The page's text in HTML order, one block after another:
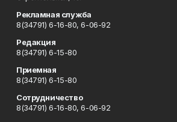
Рекламная служба
8(34791) 6-16-80, 6-06-92
Редакция
8(34791) 6-15-80
Приемная
8(34791) 6-15-80
Сотрудничество
8(34791) 6-16-80, 6-06-92